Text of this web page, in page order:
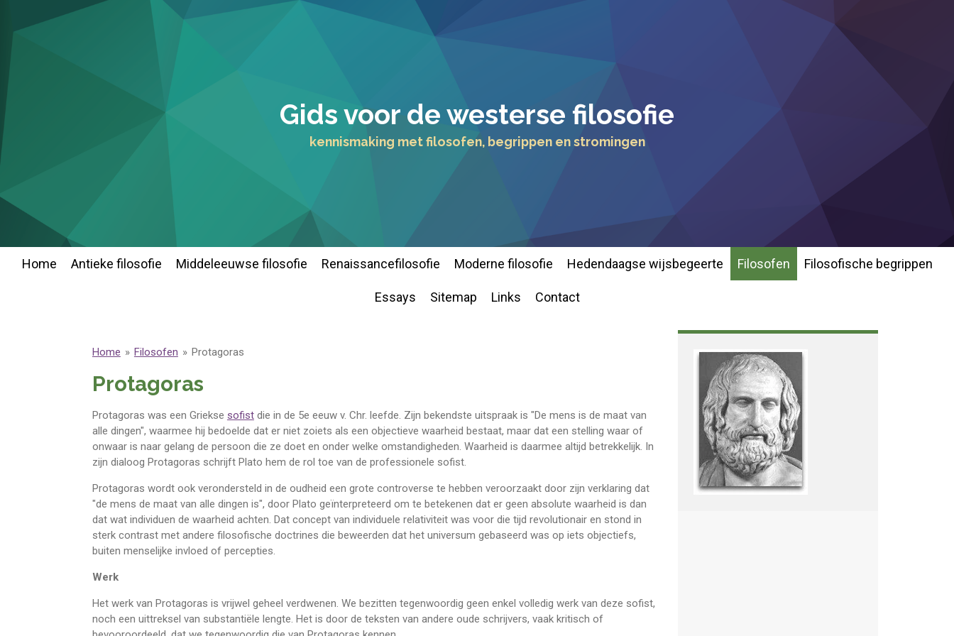
direct
Gids voor de westerse filosofie
kennismaking met filosofen, begrippen en stromingen
Home Antieke filosofie Middeleeuwse filosofie Renaissancefilosofie Moderne filosofie Hedendaagse wijsbegeerte Filosofen Filosofische begrippen
Essays Sitemap Links Contact
Home » Filosofen » Protagoras
Protagoras
Protagoras was een Griekse sofistdie in de 5e eeuw v. Chr. leefde. Zijn bekendste uitspraak is "De mens is de maat van
alle dingen", waarmee hij bedoelde dat er niet zoiets als een objectieve waarheid bestaat, maar dat een stelling waar of
onwaar is naar gelang de persoon die ze doet en onder welke omstandigheden. Waarheid is daarmee altijd betrekkelijk. In
zijn dialoog Protagoras schrijft Plato hem de rol toe van de professionele sofist.
Protagoras wordt ook verondersteld in de oudheid een grote controverse te hebben veroorzaakt door zijn verklaring dat
"de mens de maat van alle dingen is", door Plato geïnterpreteerd om te betekenen dat er geen absolute waarheid is dan
dat wat individuen de waarheid achten. Dat concept van individuele relativiteit was voor die tijd revolutionair en stond in
sterk contrast met andere filosofische doctrines die beweerden dat het universum gebaseerd was op iets objectiefs,
buiten menselijke invloed of percepties.
Werk
Het werk van Protagoras is vrijwel geheel verdwenen. We bezitten tegenwoordig geen enkel volledig werk van deze sofist,
noch een uittreksel van substantiële lengte. Het is door de teksten van andere oude schrijvers, vaak kritisch of